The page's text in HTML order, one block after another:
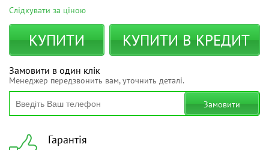
Слідкувати за ціною
КУПИТИ КУПИТИ В КРЕДИТ
Замовити в один клік
Менеджер передзвонить вам, уточнить деталі.
Замовити
Гарантія